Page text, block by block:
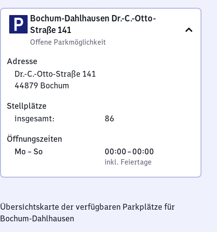
Bochum-Dahlhausen Dr.-C.-Otto-
Straße 141
Offene Parkmöglichkeit
Adresse
Dr.-C.-Otto-Straße 141
44879 Bochum
C.-
Otto-
141,
4
8
Bochum
Stellplätze
insgesamt: 86
Öffnungszeiten
Montag
Sonntag
Mo – So,
00:00–00:00
Von
0
Uhr
Uhr
inkl. Feiertage
Übersichtskarte der verfügbaren Parkplätze für
Bochum-Dahlhausen